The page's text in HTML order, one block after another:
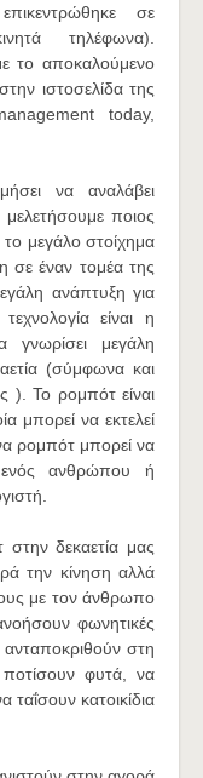
σε
τηλέφωνα).
το αποκαλούμενο
ιστοσελίδα της
today,
να αναλάβει
μελετήσουμε ποιος
μεγάλο στοίχημα
σε έναν τομέα της
ανάπτυξη για
είναι η
γνωρίσει μεγάλη
(σύμφωνα και
). Το ρομπότ είναι
μπορεί να εκτελεί
ρομπότ μπορεί να
ενός ανθρώπου ή
δεκαετία μας
την κίνηση αλλά
με τον άνθρωπο
φωνητικές
στη
φυτά, να
ταΐσουν κατοικίδια